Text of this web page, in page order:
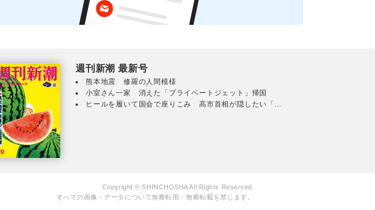
週刊新潮 最新号
熊本地震 修羅の人間模様
小室さん一家 消えた「プライベートジェット」帰国
ヒールを履いて国会で座りこみ 高市首相が隠したい「...
Copyright © SHINCHOSHA All Rights Reserved.
すべての画像・データについて無断転用・無断転載を禁じます。